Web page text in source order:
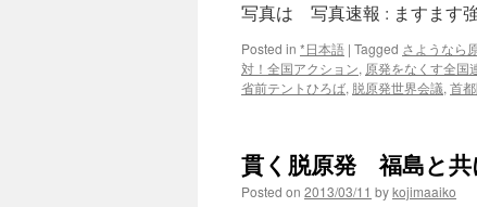
写真は 写真速報 : ますます
Posted in *日本語 | Tagged さようなら
対！全国アクション, 原発をなくす全国
省前テントひろば, 脱原発世界会議, 首
貫く脱原発 福島と
Posted on 2013/03/11 bykojimaaiko